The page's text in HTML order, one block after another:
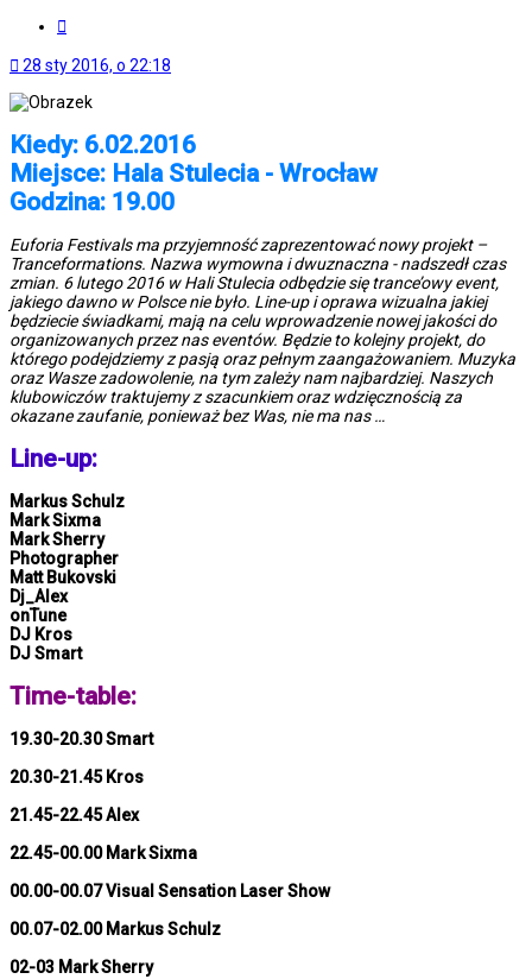
28 sty 2016, o 22:18
Kiedy: 6.02.2016
Miejsce: Hala Stulecia - Wrocław
Godzina: 19.00
Euforia Festivals ma przyjemność zaprezentować nowy projekt –
Tranceformations. Nazwa wymowna i dwuznaczna - nadszedł czas
zmian. 6 lutego 2016 w Hali Stulecia odbędzie się trance’owy event,
jakiego dawno w Polsce nie było. Line-up i oprawa wizualna jakiej
będziecie świadkami, mają na celu wprowadzenie nowej jakości do
organizowanych przez nas eventów. Będzie to kolejny projekt, do
którego podejdziemy z pasją oraz pełnym zaangażowaniem. Muzyka
oraz Wasze zadowolenie, na tym zależy nam najbardziej. Naszych
klubowiczów traktujemy z szacunkiem oraz wdzięcznością za
okazane zaufanie, ponieważ bez Was, nie ma nas …
Line-up:
Markus Schulz
Mark Sixma
Mark Sherry
Photographer
Matt Bukovski
Dj_Alex
onTune
DJ Kros
DJ Smart
Time-table:
19.30-20.30 Smart
20.30-21.45 Kros
21.45-22.45 Alex
22.45-00.00 Mark Sixma
00.00-00.07 Visual Sensation Laser Show
00.07-02.00 Markus Schulz
02-03 Mark Sherry